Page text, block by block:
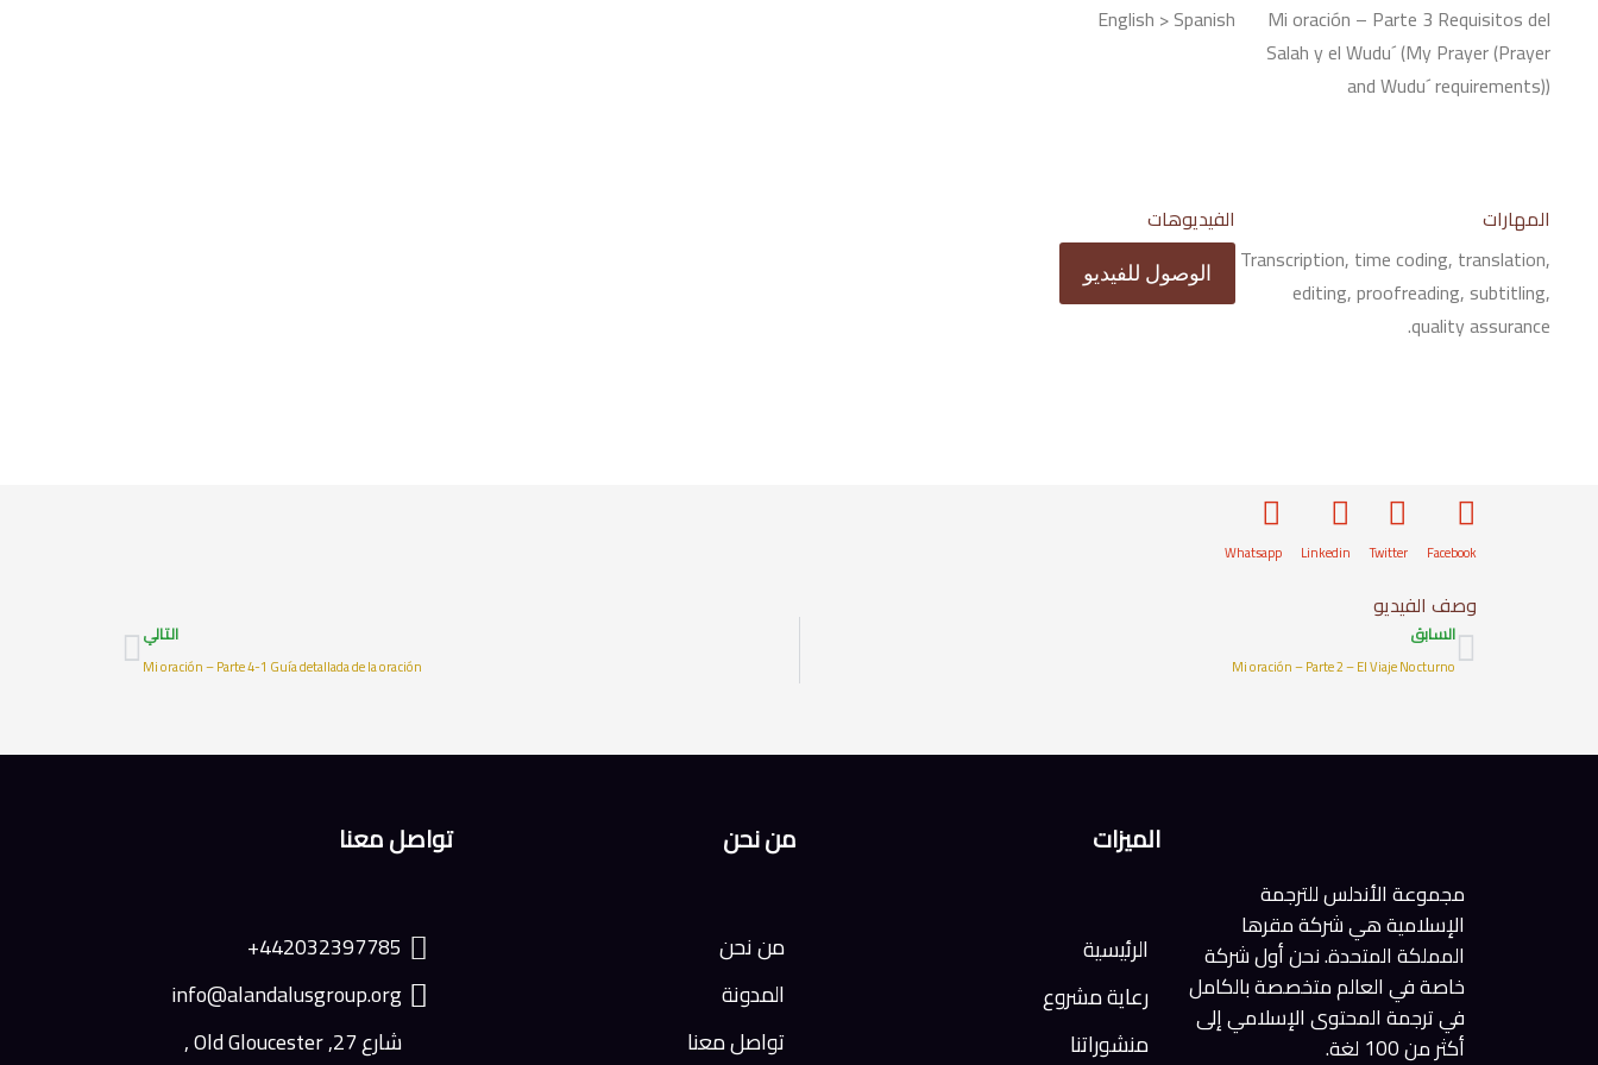
Mi oración – Parte 3 Requisitos del
Salah y el Wudu´ (My Prayer (Prayer
and Wudu´ requirements))
English > Spanish
المهارات
Transcription, time coding, translation,
editing, proofreading, subtitling,
quality assurance.
الفيديوهات
الوصول للفيديو
Facebook
Twitter
Linkedin
Whatsapp
وصف الفيديو
Prev
السابق
Mi oración – Parte 2 – El Viaje Nocturno
التالي
Mi oración – Parte 4-1 Guía detallada de la oración
Next
مجموعة الأندلس للترجمة
الإسلامية هي شركة مقرها
المملكة المتحدة. نحن أول شركة
خاصة في العالم متخصصة بالكامل
في ترجمة المحتوى الإسلامي إلى
أكثر من 100 لغة.
الميزات
الرئيسية
رعاية مشروع
منشوراتنا
من نحن
من نحن
المدونة
تواصل معنا
تواصل معنا
442032397785+
info@alandalusgroup.org
شارع 27, Old Gloucester ,